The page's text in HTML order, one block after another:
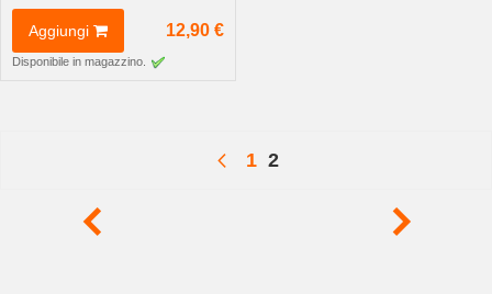
Aggiungi 12,90 €
Disponibile in magazzino.
PaginaPagina
Precedente
Pagina
1 Attualmente stai
2